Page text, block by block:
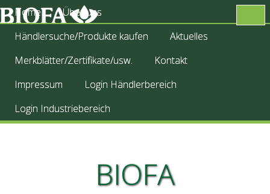
Home
Über uns
Händlersuche/Produkte kaufen
Aktuelles
Merkblätter/Zertifikate/usw.
Kontakt
Impressum
Login Händlerbereich
Login Industriebereich
BIOFA